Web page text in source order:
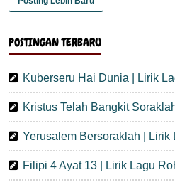
POSTINGAN TERBARU
Kuberseru Hai Dunia | Lirik
Kristus Telah Bangkit
Yerusalem Bersoraklah | Lirik
Filipi 4 Ayat 13 | Lirik Lagu